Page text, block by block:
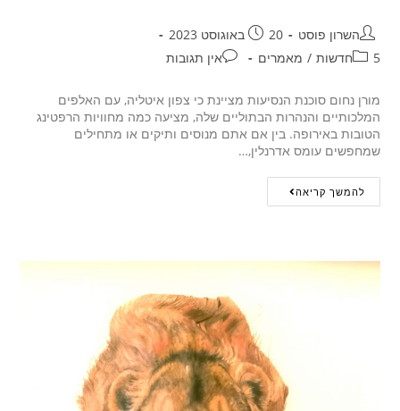
השרון פוסט
20 באוגוסט 2023
5חדשות
/ מאמרים אין תגובות
מורן נחום סוכנת הנסיעות מציינת כי צפון איטליה, עם האלפים
המלכותיים והנהרות הבתוליים שלה, מציעה כמה מחוויות הרפטינג
הטובות באירופה. בין אם אתם מנוסים ותיקים או מתחילים
שמחפשים עומס אדרנלין,…
להמשך קריאה